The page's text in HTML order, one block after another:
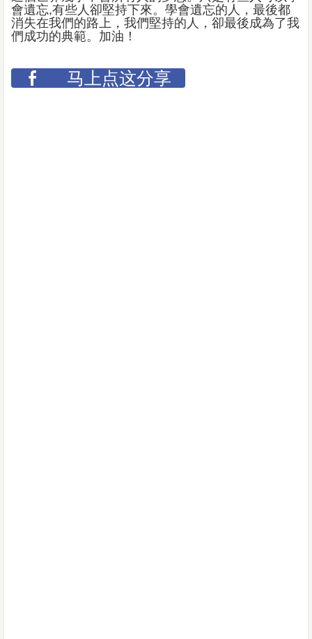
會遺忘,有些人卻堅持下來。學會遺忘的人，最後都
消失在我們的路上，我們堅持的人，卻最後成為了我
們成功的典範。加油！
马上点这分享